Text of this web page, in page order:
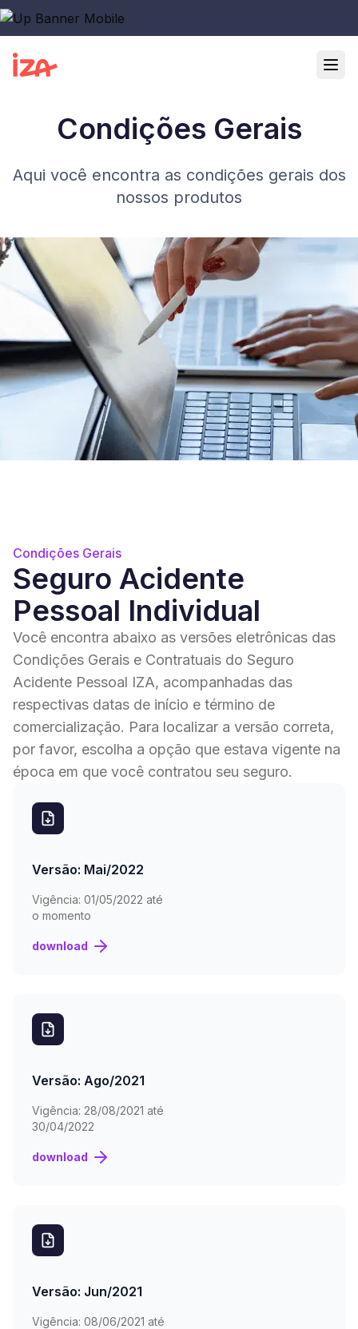
Condições Gerais
Aqui você encontra as condições gerais dos
nossos produtos
Condições Gerais
Seguro Acidente
Pessoal Individual
Você encontra abaixo as versões eletrônicas das
Condições Gerais e Contratuais do Seguro
Acidente Pessoal IZA, acompanhadas das
respectivas datas de início e término de
comercialização. Para localizar a versão correta,
por favor, escolha a opção que estava vigente na
época em que você contratou seu seguro.
Versão: Mai/2022
Vigência: 01/05/2022 até
o momento
download
Versão: Ago/2021
Vigência: 28/08/2021 até
30/04/2022
download
Versão: Jun/2021
Vigência: 08/06/2021 até